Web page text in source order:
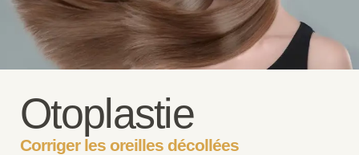
Otoplastie
Corriger les oreilles décollées